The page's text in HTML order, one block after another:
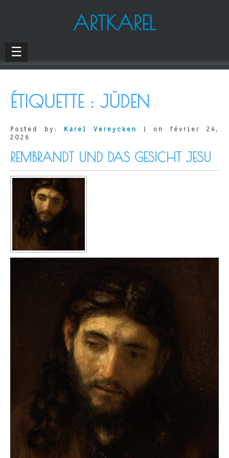
ARTKAREL
☰
ÉTIQUETTE : JÜDEN
Posted by: Karel Vereycken
| on février 24,
2026
REMBRANDT UND DAS GESICHT JESU